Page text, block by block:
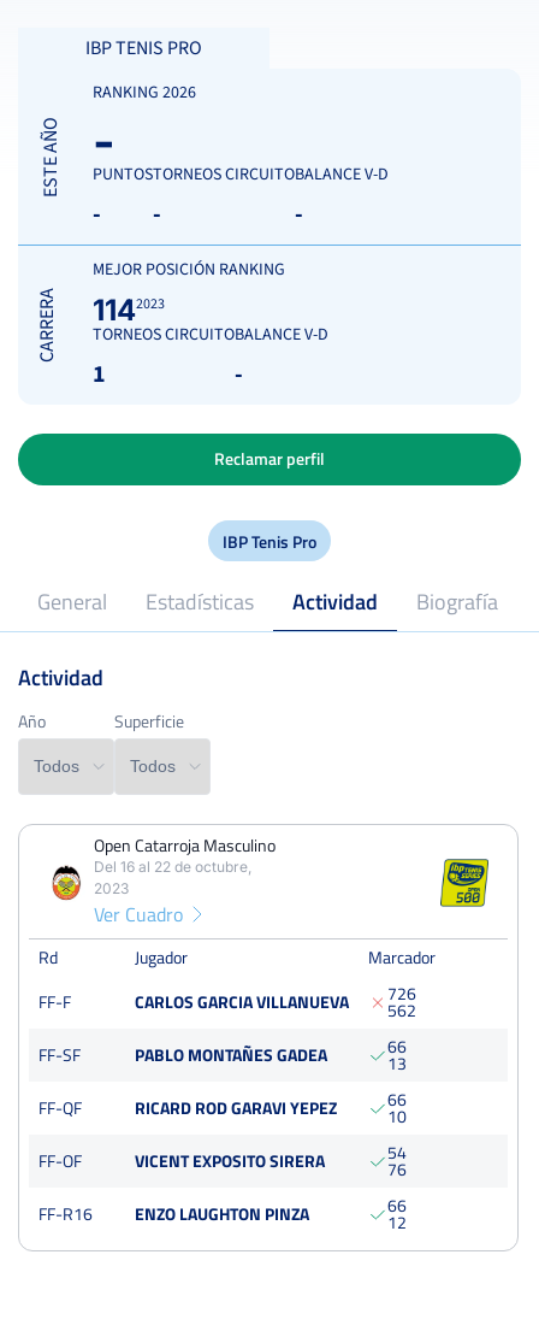
IBP TENIS PRO
ESTE AÑO
RANKING 2026
-
PUNTOS
-
TORNEOS CIRCUITO
-
BALANCE V-D
-
CARRERA
MEJOR POSICIÓN RANKING
1142023
TORNEOS CIRCUITO
1
BALANCE V-D
-
IBP Tenis Pro
General Estadísticas Actividad Biografía
Reclamar perfil
Profesional desde
Año Superficie
PERDIDOS PARTIDOS
1 5
PERDIDOS SETS
2 9
PERDIDOS JUEGOS GANADOS
62
Del 16 al 22 de octubre, 2023
250 Puntos
Dura
Actividad
Año Superficie
Open Catarroja Masculino
Del 16 al 22 de octubre,
2023
Ver Cuadro
Rd Jugador
Marcador
FF-F
CARLOS GARCIA VILLANUEVA 7
5
2
6
6
2
FF-SF
PABLO MONTAÑES GADEA 6
1
6
3
FF-QF
RICARD ROD GARAVI YEPEZ 6
1
6
0
FF-OF
VICENT EXPOSITO SIRERA 5
7
4
6
FF-R16
ENZO LAUGHTON PINZA 6
1
6
2